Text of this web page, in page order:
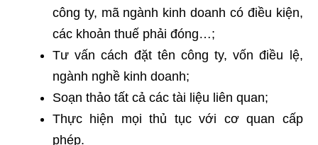
công ty, mã ngành kinh doanh có điều kiện,
các khoản thuế phải đóng…;
Tư vấn cách đặt tên công ty, vốn điều lệ,
ngành nghề kinh doanh;
Soạn thảo tất cả các tài liệu liên quan;
Thực hiện mọi thủ tục với cơ quan cấp
phép.